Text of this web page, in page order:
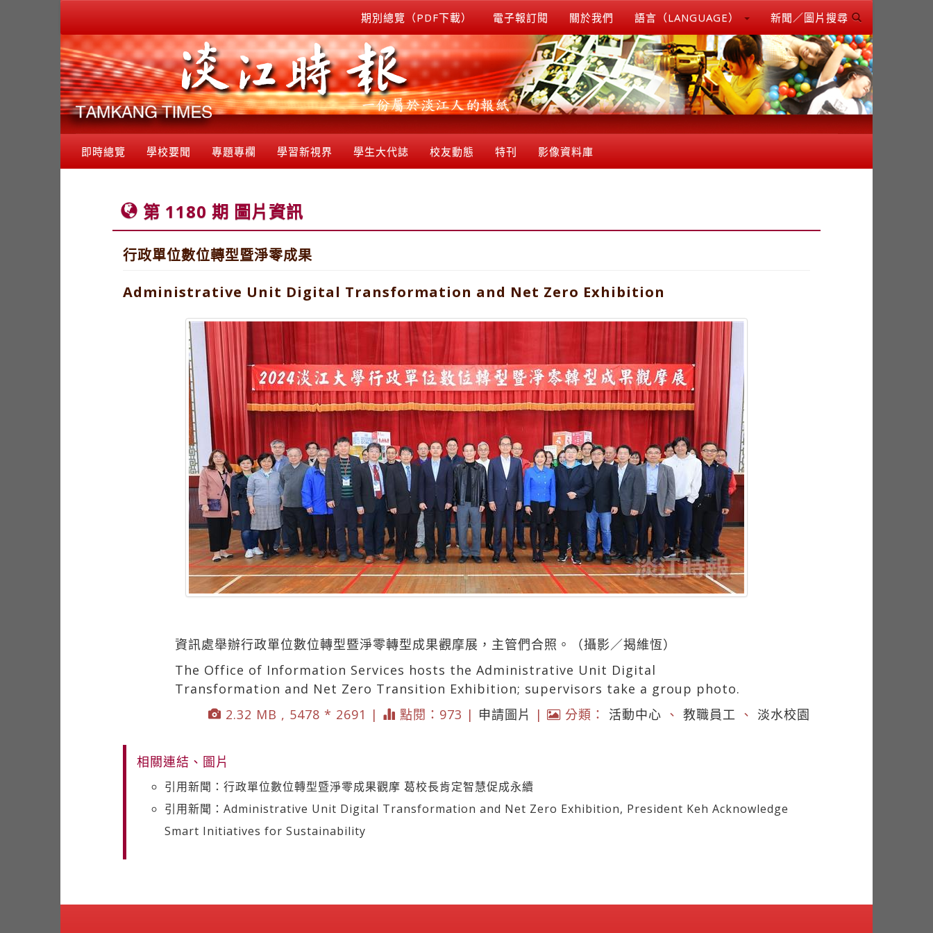
期別總覽（PDF下載） 電子報訂閱 關於我們 語言（LANGUAGE） 新聞／圖片搜尋
即時總覽 學校要聞 專題專欄 學習新視界 學生大代誌 校友動態 特刊 影像資料庫
第 1180 期 圖片資訊
行政單位數位轉型暨淨零成果
Administrative Unit Digital Transformation and Net Zero Exhibition
資訊處舉辦行政單位數位轉型暨淨零轉型成果觀摩展，主管們合照。（攝影／揭維恆）
The Office of Information Services hosts the Administrative Unit Digital
Transformation and Net Zero Transition Exhibition; supervisors take a group photo.
2.32 MB , 5478 * 2691 |
點閱：973 | 申請圖片 | 分類： 活動中心 、 教職員工 、 淡水校園
相關連結、圖片
引用新聞：行政單位數位轉型暨淨零成果觀摩 葛校長肯定智慧促成永續
引用新聞：Administrative Unit Digital Transformation and Net Zero Exhibition, President Keh Acknowledge
Smart Initiatives for Sustainability